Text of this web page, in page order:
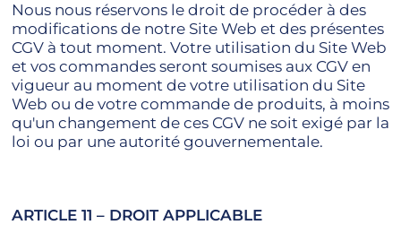
Nous nous réservons le droit de procéder à des
modifications de notre Site Web et des présentes
CGV à tout moment. Votre utilisation du Site Web
et vos commandes seront soumises aux CGV en
vigueur au moment de votre utilisation du Site
Web ou de votre commande de produits, à moins
qu'un changement de ces CGV ne soit exigé par la
loi ou par une autorité gouvernementale.
ARTICLE 11 – DROIT APPLICABLE